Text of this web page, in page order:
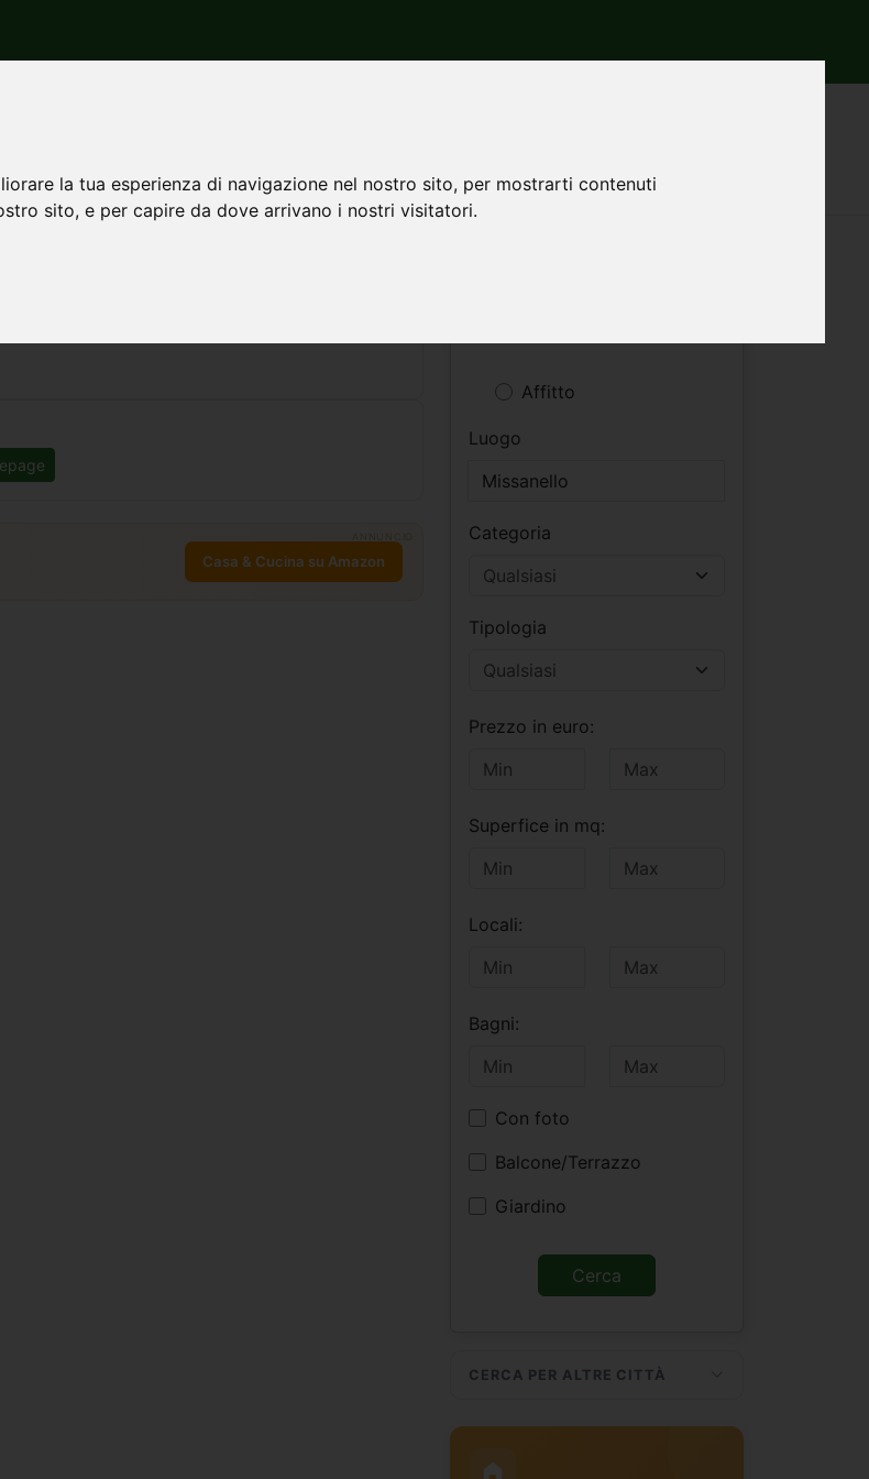
la tua esperienza di navigazione nel nostro sito, per mostrarti contenuti
sito, e per capire da dove arrivano i nostri visitatori.
Casa & Cucina su Amazon
Affitto
Luogo
Categoria
Tipologia
Prezzo in euro:
Superfice in mq:
Locali:
Bagni:
Con foto
Balcone/Terrazzo
Giardino
CERCA PER ALTRE CITTÀ